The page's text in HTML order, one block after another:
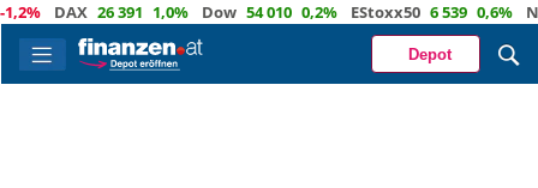
DAX 26 391 1,0% Dow 54 010 0,2% EStoxx50 6 539 0,6%
Depot